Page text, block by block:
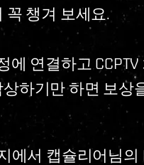
꼭 챙겨 보세요.
에 연결하고
하기만 하면 보상
에서 캡슐리어님의